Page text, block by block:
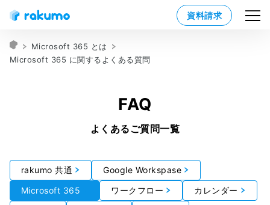
資料請求
Microsoft 365 とは
Microsoft 365 に関するよくある質問
FAQ
よくあるご質問一覧
rakumo 共通
Google Workspase
Microsoft 365
ワークフロー
カレンダー